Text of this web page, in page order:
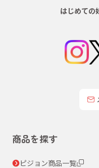
はじめての
商品を探す
ピジョン商品一覧